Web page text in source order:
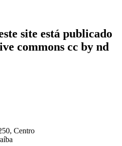
site está publicado
commons cc by nd
Centro